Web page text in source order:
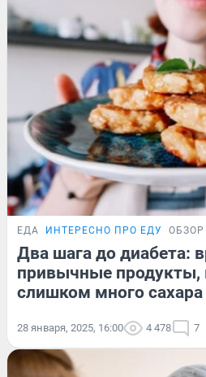
ЕДА ИНТЕРЕСНО ПРО ЕДУ ОБЗОР
Два шага до диабета:
привычные продукты,
слишком много сахара
28 января, 2025, 16:00 4 478 7